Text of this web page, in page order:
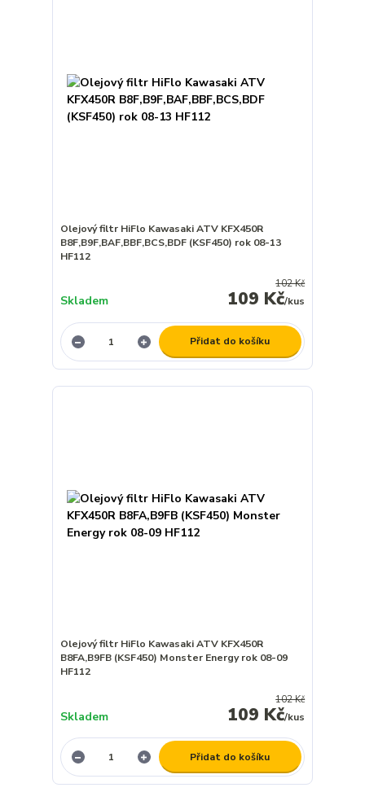
Olejový filtr HiFlo Kawasaki ATV KFX450R
B8F,B9F,BAF,BBF,BCS,BDF (KSF450) rok 08-13
HF112
102 Kč
109 Kč/kus
Skladem
Přidat do košíku
Olejový filtr HiFlo Kawasaki ATV KFX450R
B8FA,B9FB (KSF450) Monster Energy rok 08-09
HF112
102 Kč
109 Kč/kus
Skladem
Přidat do košíku